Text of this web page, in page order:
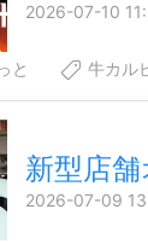
2026-07-10
と 牛カル
新型店
2026-07-09